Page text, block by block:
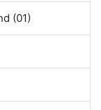
(01)